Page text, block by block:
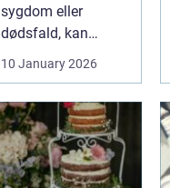
sygdom eller
dødsfald, kan
juridiske spørgsmål
hurtigt vokse si...
10 January 2026